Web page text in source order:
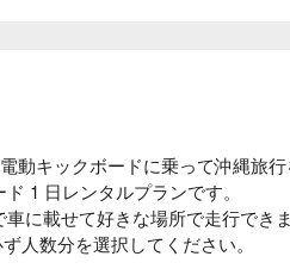
動キックボードに乗って沖縄旅行
1 日レンタルプランです。
に載せて好きな場所で走行できま
人数分を選択してください。